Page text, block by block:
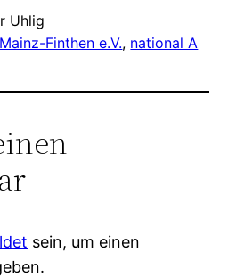
Uhlig
Finthen e.V., national A
sein, um einen